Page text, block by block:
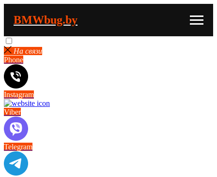
BMWbug.by
На связи
Phone
Instagram
Viber
Telegram